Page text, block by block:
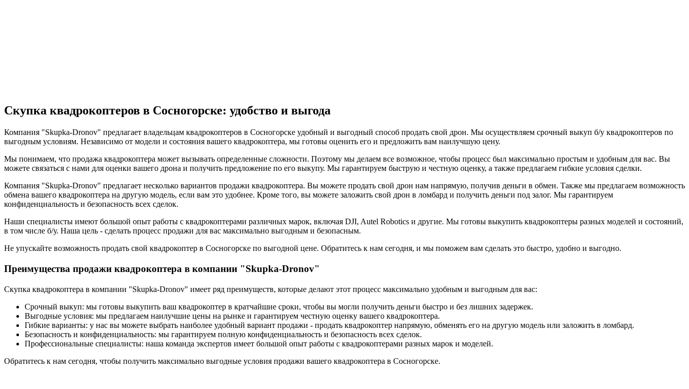
Скупка квадрокоптеров в Сосногорске: удобство и выгода
Компания "Skupka-Dronov" предлагает владельцам квадрокоптеров в Сосногорске удобный и выгодный способ продать свой дрон. Мы осуществляем срочный выкуп б/у квадрокоптеров по
выгодным условиям. Независимо от модели и состояния вашего квадрокоптера, мы готовы оценить его и предложить вам наилучшую цену.
Мы понимаем, что продажа квадрокоптера может вызывать определенные сложности. Поэтому мы делаем все возможное, чтобы процесс был максимально простым и удобным для вас. Вы
можете связаться с нами для оценки вашего дрона и получить предложение по его выкупу. Мы гарантируем быструю и честную оценку, а также предлагаем гибкие условия сделки.
Компания "Skupka-Dronov" предлагает несколько вариантов продажи квадрокоптера. Вы можете продать свой дрон нам напрямую, получив деньги в обмен. Также мы предлагаем возможность
обмена вашего квадрокоптера на другую модель, если вам это удобнее. Кроме того, вы можете заложить свой дрон в ломбард и получить деньги под залог. Мы гарантируем
конфиденциальность и безопасность всех сделок.
Наши специалисты имеют большой опыт работы с квадрокоптерами различных марок, включая DJI, Autel Robotics и другие. Мы готовы выкупить квадрокоптеры разных моделей и состояний,
в том числе б/у. Наша цель - сделать процесс продажи для вас максимально выгодным и безопасным.
Не упускайте возможность продать свой квадрокоптер в Сосногорске по выгодной цене. Обратитесь к нам сегодня, и мы поможем вам сделать это быстро, удобно и выгодно.
Преимущества продажи квадрокоптера в компании "Skupka-Dronov"
Скупка квадрокоптера в компании "Skupka-Dronov" имеет ряд преимуществ, которые делают этот процесс максимально удобным и выгодным для вас:
Срочный выкуп: мы готовы выкупить ваш квадрокоптер в кратчайшие сроки, чтобы вы могли получить деньги быстро и без лишних задержек.
Выгодные условия: мы предлагаем наилучшие цены на рынке и гарантируем честную оценку вашего квадрокоптера.
Гибкие варианты: у нас вы можете выбрать наиболее удобный вариант продажи - продать квадрокоптер напрямую, обменять его на другую модель или заложить в ломбард.
Безопасность и конфиденциальность: мы гарантируем полную конфиденциальность и безопасность всех сделок.
Профессиональные специалисты: наша команда экспертов имеет большой опыт работы с квадрокоптерами разных марок и моделей.
Обратитесь к нам сегодня, чтобы получить максимально выгодные условия продажи вашего квадрокоптера в Сосногорске.